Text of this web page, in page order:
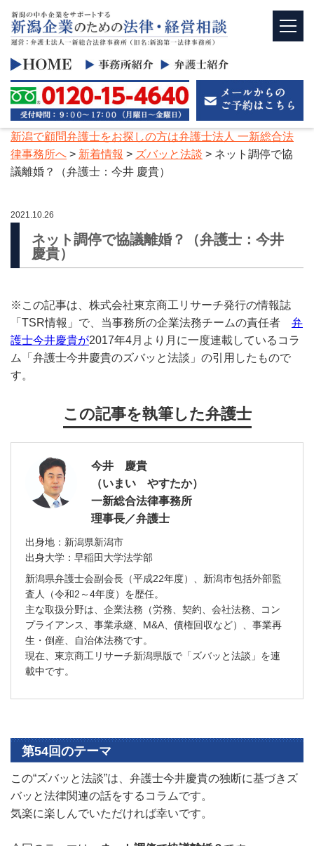
新潟で顧問弁護士をお探しの方は弁護士法人 一新総合法
律事務所へ > 新着情報 > ズバッと法談 > ネット調停で協
議離婚？（弁護士：今井 慶貴）
2021.10.26
ネット調停で協議離婚？（弁護士：今井
慶貴）
※この記事は、株式会社東京商工リサーチ発行の情報誌
「TSR情報」で、当事務所の企業法務チームの責任者 弁
護士今井慶貴が2017年4月より月に一度連載しているコラ
ム「弁護士今井慶貴のズバッと法談」の引用したもので
す。
この記事を執筆した弁護士
今井 慶貴
（いまい やすたか）
一新総合法律事務所
理事長／弁護士
出身地：新潟県新潟市
出身大学：早稲田大学法学部
新潟県弁護士会副会長（平成22年度）、新潟市包括外部監
査人（令和2～4年度）を歴任。
主な取扱分野は、企業法務（労務、契約、会社法務、コン
プライアンス、事業承継、M&A、債権回収など）、事業再
生・倒産、自治体法務です。
現在、東京商工リサーチ新潟県版で「ズバッと法談」を連
載中です。
第54回のテーマ
この“ズバッと法談”は、弁護士今井慶貴の独断に基づきズ
バッと法律関連の話をするコラムです。
気楽に楽しんでいただければ幸いです。